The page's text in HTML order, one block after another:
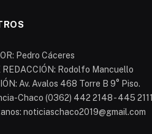
Pedro Cáceres
REDACCIÓN: Rodolfo Mancuello
Av. Avalos 468 Torre B 9° Piso.
Chaco (0362) 442 2148 - 445 2111
noticiaschaco2019@gmail.com